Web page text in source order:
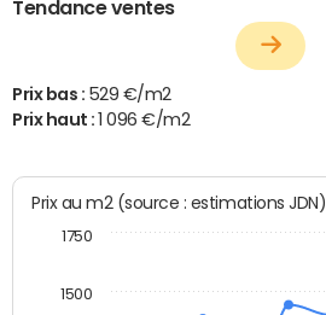
Tendance ventes
Prix bas : 529 €/m2
Prix haut :1 096 €/m2
Prix au m2 (source : estimations JDN)
1500
1750